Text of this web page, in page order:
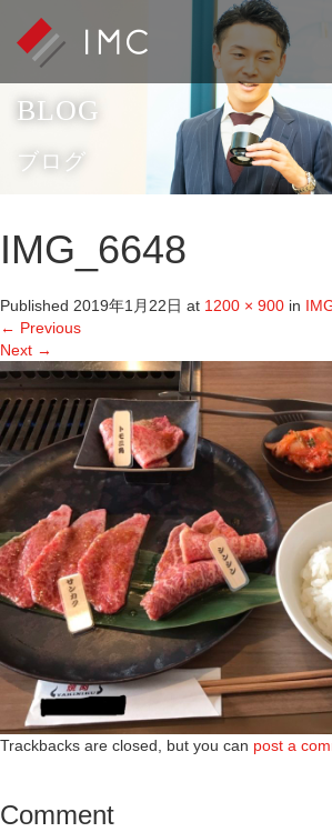
BLOG
ブログ
IMG_6648
Published 2019年1月22日 at 1200 × 900 in
← Previous
Next →
Trackbacks are closed, but you can post a
Comment